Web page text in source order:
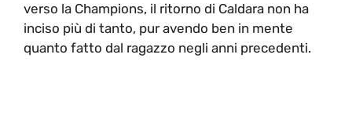
verso la Champions, il ritorno di Caldara non ha
inciso più di tanto, pur avendo ben in mente
quanto fatto dal ragazzo negli anni precedenti.